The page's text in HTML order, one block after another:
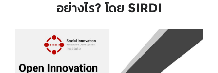
อย่างไร​? โดย SIRDI